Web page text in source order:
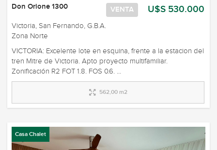
U$S 530.000
VENTA
Don Orione 1300
Victoria, San Fernando, G.B.A.
Zona Norte
VICTORIA: Excelente lote en esquina, frente a la estacion del
tren Mitre de Victoria. Apto proyecto multifamiliar.
Zonificación R2 FOT 1.8. FOS 0.6. ...
562,00 m2
Casa Chalet